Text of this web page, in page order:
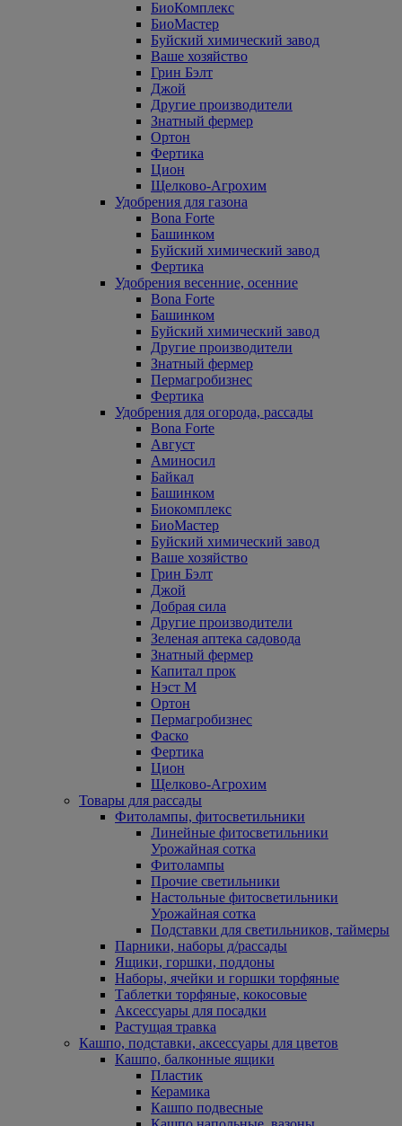
БиоКомплекс
БиоМастер
Буйский химический завод
Ваше хозяйство
Грин Бэлт
Джой
Другие производители
Знатный фермер
Ортон
Фертика
Цион
Щелково-Агрохим
Удобрения для газона
Bona Forte
Башинком
Буйский химический завод
Фертика
Удобрения весенние, осенние
Bona Forte
Башинком
Буйский химический завод
Другие производители
Знатный фермер
Пермагробизнес
Фертика
Удобрения для огорода, рассады
Bona Forte
Август
Аминосил
Байкал
Башинком
Биокомплекс
БиоМастер
Буйский химический завод
Ваше хозяйство
Грин Бэлт
Джой
Добрая сила
Другие производители
Зеленая аптека садовода
Знатный фермер
Капитал прок
Нэст М
Ортон
Пермагробизнес
Фаско
Фертика
Цион
Щелково-Агрохим
Товары для рассады
Фитолампы, фитосветильники
Линейные фитосветильники
Урожайная сотка
Фитолампы
Прочие светильники
Настольные фитосветильники
Урожайная сотка
Подставки для светильников, таймеры
Парники, наборы д/рассады
Ящики, горшки, поддоны
Наборы, ячейки и горшки торфяные
Таблетки торфяные, кокосовые
Аксессуары для посадки
Растущая травка
Кашпо, подставки, аксессуары для цветов
Кашпо, балконные ящики
Пластик
Керамика
Кашпо подвесные